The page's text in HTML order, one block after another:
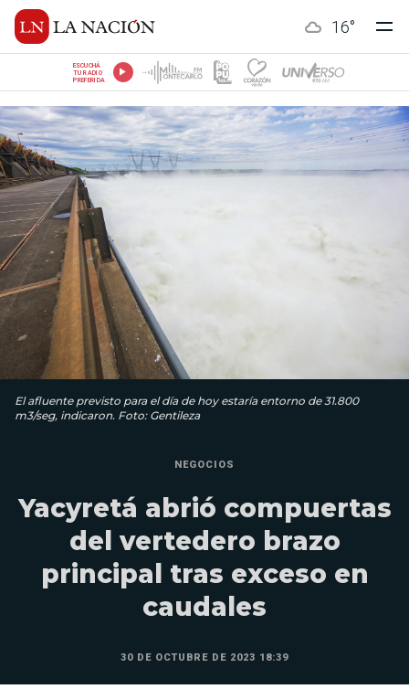
16°
ESCUCHÁ
TU RADIO
PREFERIDA
El afluente previsto para el día de hoy estaría entorno de 31.800
m3/seg, indicaron. Foto: Gentileza
NEGOCIOS
Yacyretá abrió compuertas
del vertedero brazo
principal tras exceso en
caudales
30 DE OCTUBRE DE 2023 18:39